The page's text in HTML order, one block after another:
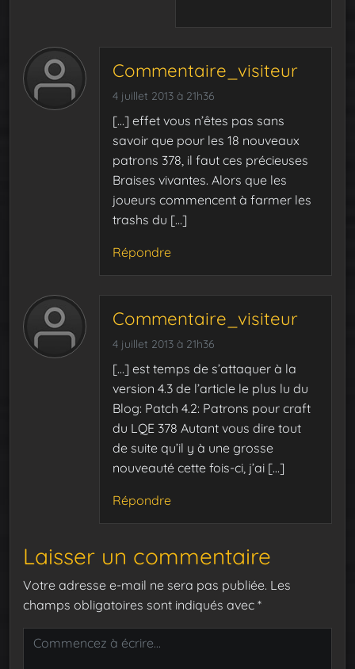
Commentaire_visiteur
4 juillet 2013 à 21h36
[…] effet vous n’êtes pas sans
savoir que pour les 18 nouveaux
patrons 378, il faut ces précieuses
Braises vivantes. Alors que les
joueurs commencent à farmer les
trashs du […]
Répondre
Commentaire_visiteur
4 juillet 2013 à 21h36
[…] est temps de s’attaquer à la
version 4.3 de l’article le plus lu du
Blog: Patch 4.2: Patrons pour craft
du LQE 378 Autant vous dire tout
de suite qu’il y à une grosse
nouveauté cette fois-ci, j’ai […]
Répondre
Laisser un commentaire
Votre adresse e-mail ne sera pas publiée. Les
champs obligatoires sont indiqués avec *